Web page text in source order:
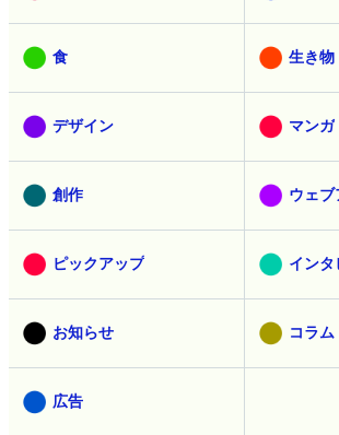
食 生き物
デザイン マンガ
創作 ウェブ
ピックアップ インタ
お知らせ コラム
広告